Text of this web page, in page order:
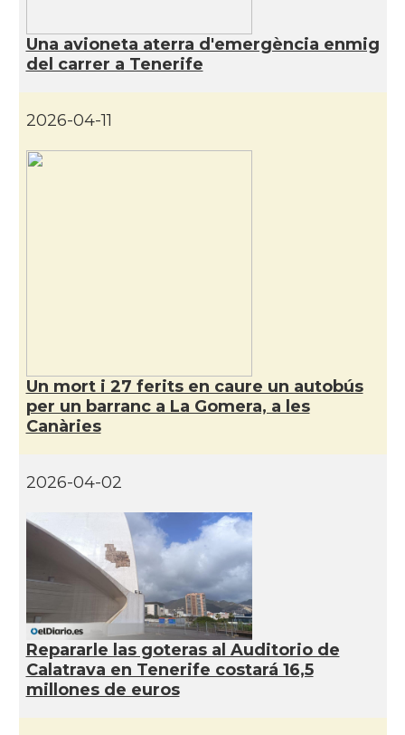
Una avioneta aterra d'emergència enmig
del carrer a Tenerife
2026-04-11
Un mort i 27 ferits en caure un autobús
per un barranc a La Gomera, a les
Canàries
2026-04-02
Repararle las goteras al Auditorio de
Calatrava en Tenerife costará 16,5
millones de euros